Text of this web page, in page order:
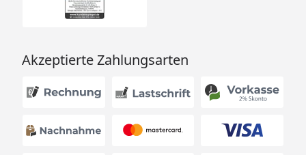
Akzeptierte Zahlungsarten